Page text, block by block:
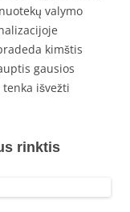
valymo
kimštis
gausios
išvežti
rinktis